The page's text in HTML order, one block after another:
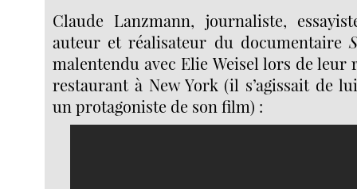
Claude Lanzmann, journaliste,
auteur et réalisateur du documentaire
malentendu avec Elie Weisel lors de leur
restaurant à New York (il s’agissait de
un protagoniste de son film) :